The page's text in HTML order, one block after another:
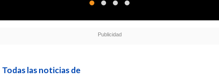
Todas las noticias de